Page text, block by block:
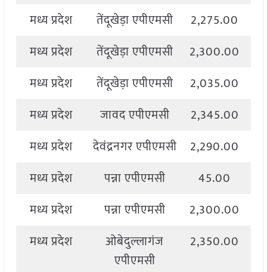
मध्य प्रदेश तेंदूखेड़ा एपीएमसी 2,275.00
मध्य प्रदेश
तेंदूखेड़ा एपीएमसी 2,300.00
मध्य प्रदेश
तेंदूखेड़ा एपीएमसी 2,035.00
मध्य प्रदेश
जावद एपीएमसी 2,345.00
मध्य प्रदेश
देवंद्रनगर एपीएमसी 2,290.00
मध्य प्रदेश
पन्ना एपीएमसी 45.00
मध्य प्रदेश
पन्ना एपीएमसी 2,300.00
मध्य प्रदेश
ओबेदुल्लागंज
एपीएमसी
2,350.00